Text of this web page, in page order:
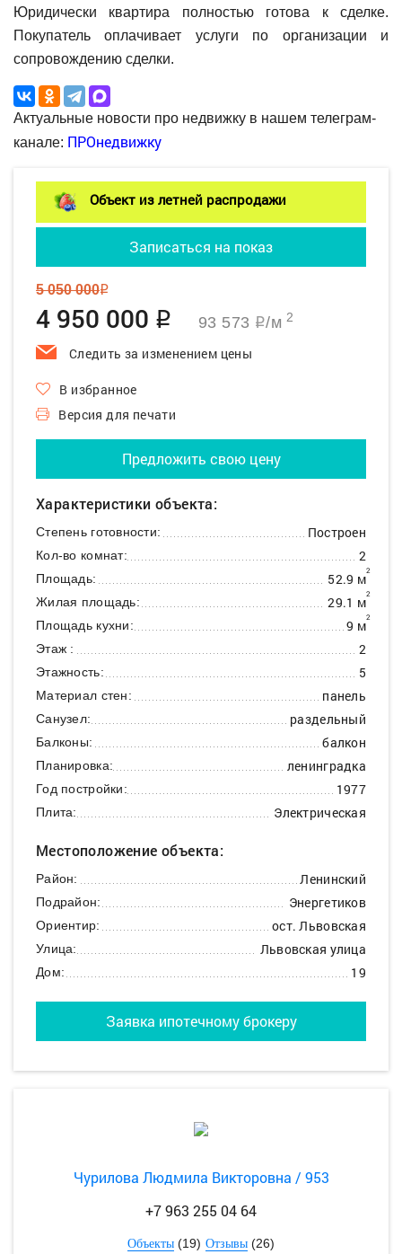
Юридически квартира полностью готова к сделке.
Покупатель оплачивает услуги по организации и
сопровождению сделки.
Актуальные новости про недвижку в нашем телеграм-
канале: ПРОнедвижку
Объект из летней распродажи
Записаться на показ
5 050 000q
4 950 000 q 93 573 q/м2
Следить за изменением цены
В избранное
Версия для печати
Предложить свою цену
Характеристики объекта:
Степень готовности: Построен
Кол-во комнат: 2
Площадь: 52.9 м2
Жилая площадь: 29.1 м2
Площадь кухни: 9 м2
Этаж : 2
Этажность: 5
Материал стен: панель
Санузел: раздельный
Балконы: балкон
Планировка: ленинградка
Год постройки: 1977
Плита: Электрическая
Местоположение объекта:
Район: Ленинский
Подрайон: Энергетиков
Ориентир: ост. Львовская
Улица: Львовская улица
Дом: 19
Заявка ипотечному брокеру
Чурилова Людмила Викторовна / 953
+7 963 255 04 64
Объекты (19) Отзывы (26)